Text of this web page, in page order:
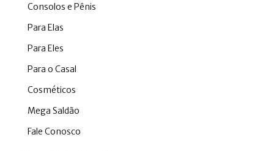
Consolos e Pênis
Para Elas
Para Eles
Para o Casal
Cosméticos
Mega Saldão
Fale Conosco